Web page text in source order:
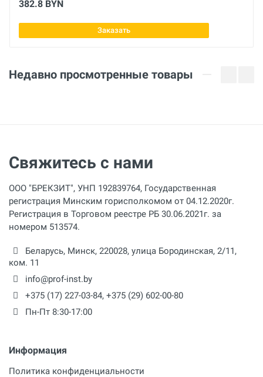
Отправить отзыв
382.8 BYN
Заказать
Недавно просмотренные товары
Свяжитесь с нами
ООО "БРЕКЗИТ", УНП 192839764, Государственная
регистрация Минским горисполкомом от 04.12.2020г.
Регистрация в Торговом реестре РБ 30.06.2021г. за
номером 513574.
Беларусь, Минск, 220028, улица Бородинская, 2/11,
ком. 11
info@prof-inst.by
+375 (17) 227-03-84, +375 (29) 602-00-80
Пн-Пт 8:30-17:00
Информация
Политика конфиденциальности